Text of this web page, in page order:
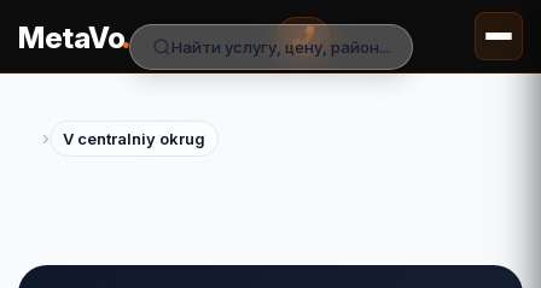
MetaVo.
› V centralniy okrug
Найти услугу, цену, район...